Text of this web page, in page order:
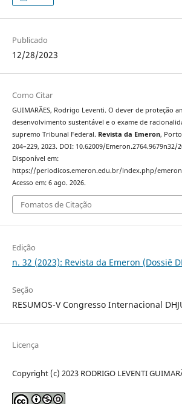
Publicado
12/28/2023
Como Citar
GUIMARÃES, Rodrigo Leventi. O dever de proteção
desenvolvimento sustentável e o exame de
supremo Tribunal Federal. Revista da Emeron,
204–229, 2023. DOI: 10.62009/Emeron.2764.9679n32/
Disponível em:
https://periodicos.emeron.edu.br/index.php/
Acesso em: 6 ago. 2026.
Fomatos de Citação
Edição
n. 32 (2023): Revista da Emeron (Dossiê
Seção
RESUMOS-V Congresso Internacional
Licença
Copyright (c) 2023 RODRIGO LEVENTI